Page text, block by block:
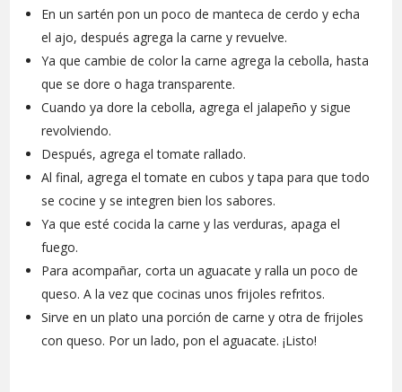
En un sartén pon un poco de manteca de cerdo y echa
el ajo, después agrega la carne y revuelve.
Ya que cambie de color la carne agrega la cebolla, hasta
que se dore o haga transparente.
Cuando ya dore la cebolla, agrega el jalapeño y sigue
revolviendo.
Después, agrega el tomate rallado.
Al final, agrega el tomate en cubos y tapa para que todo
se cocine y se integren bien los sabores.
Ya que esté cocida la carne y las verduras, apaga el
fuego.
Para acompañar, corta un aguacate y ralla un poco de
queso. A la vez que cocinas unos frijoles refritos.
Sirve en un plato una porción de carne y otra de frijoles
con queso. Por un lado, pon el aguacate. ¡Listo!